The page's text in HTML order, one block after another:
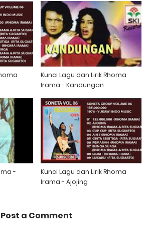
Kunci Lagu dan Lirik Rhoma
Irama - Kandungan
-
Kunci Lagu dan Lirik Rhoma
Irama - Ajojing
Post a Comment